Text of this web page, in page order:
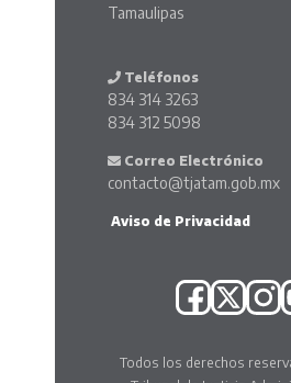
Tamaulipas
Teléfonos
834 314 3263
834 312 5098
Correo Electrónico
contacto@tjatam.gob.mx
Aviso de Privacidad
Todos los derechos